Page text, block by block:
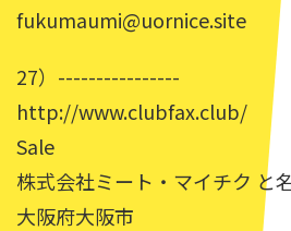
fukumaumi@uornice.site
27）----------------
http://www.clubfax.club/
Sale
株式会社ミート・マイチク と
大阪府大阪市